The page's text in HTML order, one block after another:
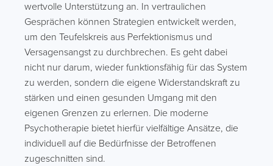
wertvolle Unterstützung an. In vertraulichen
Gesprächen können Strategien entwickelt werden,
um den Teufelskreis aus Perfektionismus und
Versagensangst zu durchbrechen. Es geht dabei
nicht nur darum, wieder funktionsfähig für das System
zu werden, sondern die eigene Widerstandskraft zu
stärken und einen gesunden Umgang mit den
eigenen Grenzen zu erlernen. Die moderne
Psychotherapie bietet hierfür vielfältige Ansätze, die
individuell auf die Bedürfnisse der Betroffenen
zugeschnitten sind.